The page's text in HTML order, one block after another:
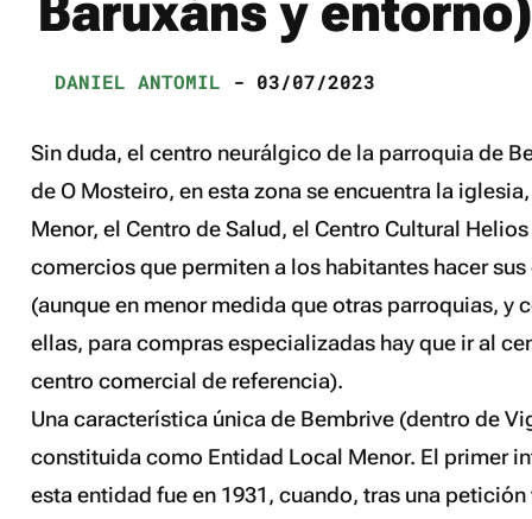
DANIEL ANTOMIL - 03/07/2023
Sin duda, el centro neurálgico de la parroquia de
de O Mosteiro, en esta zona se encuentra la
Menor, el Centro de Salud, el Centro Cultural
comercios que permiten a los habitantes hacer
(aunque en menor medida que otras parroquias, y
ellas, para compras especializadas hay que ir al
centro comercial de referencia).
Una característica única de Bembrive (dentro de
constituida como Entidad Local Menor. El primer
esta entidad fue en 1931, cuando, tras una petición